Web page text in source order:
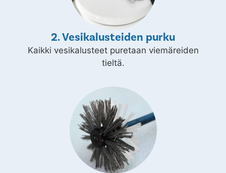
2. Vesikalusteiden purku
Kaikki vesikalusteet puretaan viemäreiden
tieltä.